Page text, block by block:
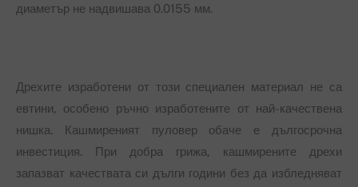
диаметър не надвишава 0.0155 мм.
Дрехите изработени от този специален материал не са
евтини, особено ръчно изработените от най-качествена
нишка. Кашмиреният пуловер обаче е дългосрочна
инвестиция. При добра грижа, кашмирените дрехи
запазват качествата си дълги години без да избледняват